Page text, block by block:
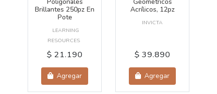
Brillantes 250pz En
Pote
LEARNING
RESOURCES
$ 21.190
Agregar
Acrílicos, 12pz
INVICTA
$ 39.890
Agregar